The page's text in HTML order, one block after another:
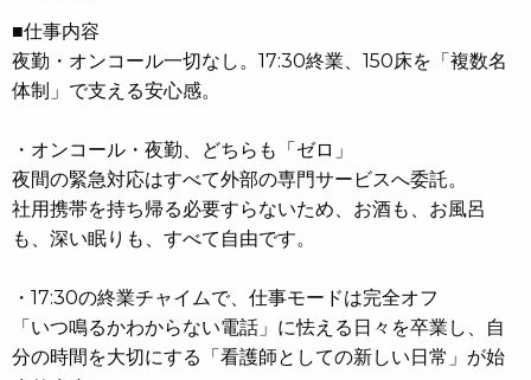
■仕事内容
夜勤・オンコール一切なし。17:30終業、150床を「複数名
体制」で支える安心感。
・オンコール・夜勤、どちらも「ゼロ」
夜間の緊急対応はすべて外部の専門サービスへ委託。
社用携帯を持ち帰る必要すらないため、お酒も、お風呂
も、深い眠りも、すべて自由です。
・17:30の終業チャイムで、仕事モードは完全オフ
「いつ鳴るかわからない電話」に怯える日々を卒業し、自
分の時間を大切にする「看護師としての新しい日常」が始